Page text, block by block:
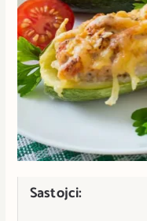
Sastojci: